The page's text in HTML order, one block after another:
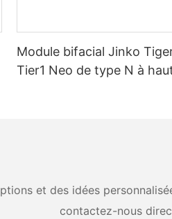
Module bifacial Jinko
Tier1 Neo de type N à
et des idées
contactez-nous